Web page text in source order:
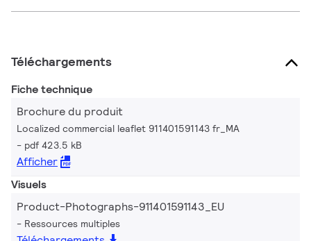
Téléchargements
Fiche technique
Brochure du produit
Localized commercial leaflet 911401591143 fr_MA
pdf 423.5 kB
Afficher
Visuels
Product-Photographs-911401591143_EU
Ressources multiples